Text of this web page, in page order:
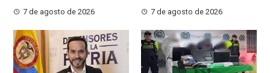
7 de agosto de 2026 7 de agosto de 2026